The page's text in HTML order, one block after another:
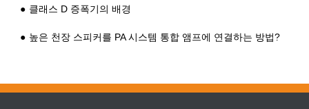
클래스 D 증폭기의 배경
높은 천장 스피커를 PA 시스템 통합 앰프에 연결하는 방법?